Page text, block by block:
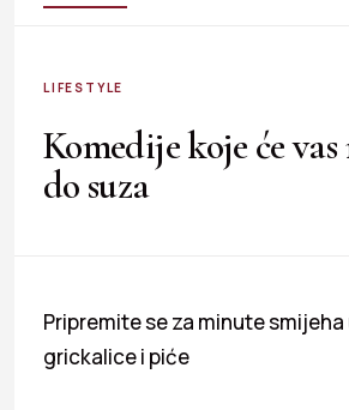
LIFESTYLE
Komedije koje će
do suza
Pripremite se za minute
grickalice i piće